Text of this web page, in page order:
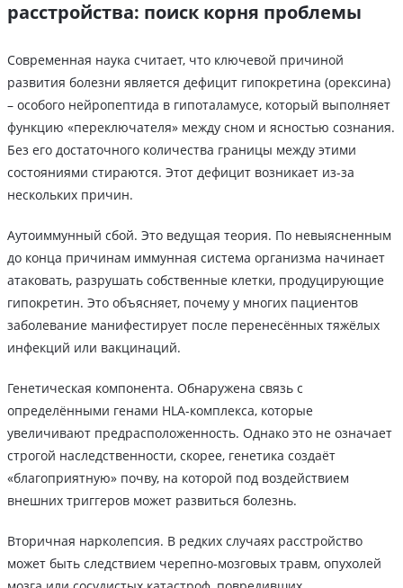
расстройства: поиск корня проблемы
Современная наука считает, что ключевой причиной
развития болезни является дефицит гипокретина (орексина)
– особого нейропептида в гипоталамусе, который выполняет
функцию «переключателя» между сном и ясностью сознания.
Без его достаточного количества границы между этими
состояниями стираются. Этот дефицит возникает из-за
нескольких причин.
Аутоиммунный сбой. Это ведущая теория. По невыясненным
до конца причинам иммунная система организма начинает
атаковать, разрушать собственные клетки, продуцирующие
гипокретин. Это объясняет, почему у многих пациентов
заболевание манифестирует после перенесённых тяжёлых
инфекций или вакцинаций.
Генетическая компонента. Обнаружена связь с
определёнными генами HLA-комплекса, которые
увеличивают предрасположенность. Однако это не означает
строгой наследственности, скорее, генетика создаёт
«благоприятную» почву, на которой под воздействием
внешних триггеров может развиться болезнь.
Вторичная нарколепсия. В редких случаях расстройство
может быть следствием черепно-мозговых травм, опухолей